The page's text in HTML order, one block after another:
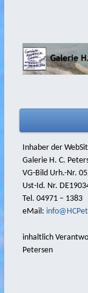
Aktuelles
Biografie
Filme
Zeichnungen
Inhaber der
Galerie H. C.
VG-Bild Urh.-Nr.
Ust-Id. Nr.
Tel. 04971 – 1383
eMail:
inhaltlich
Petersen